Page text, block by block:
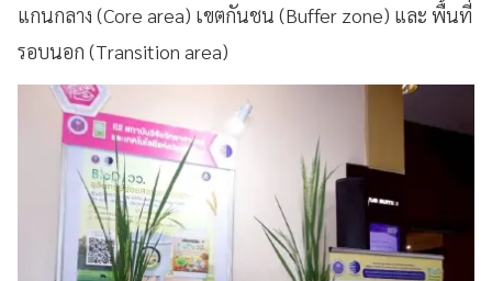
แกนกลาง (Core area) เขตกันชน (Buffer zone) และ พื้นที่
รอบนอก (Transition area)